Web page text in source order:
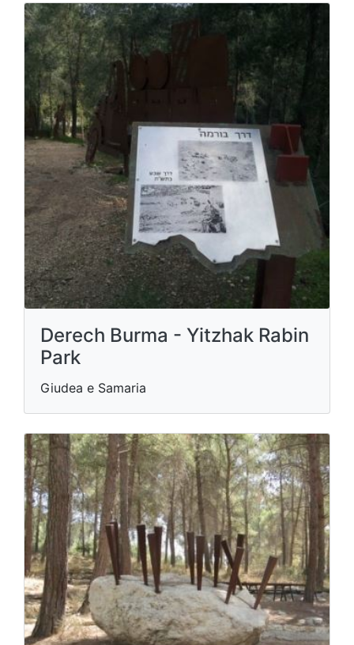
Derech Burma - Yitzhak Rabin
Park
Giudea e Samaria